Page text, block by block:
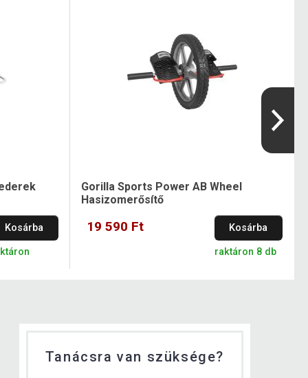
Kosárba
Gorilla Sports Power AB Wheel
Hasizomerősítő
19 590 Ft Kosárba
raktáron 8 db
Tanácsra van szüksége?